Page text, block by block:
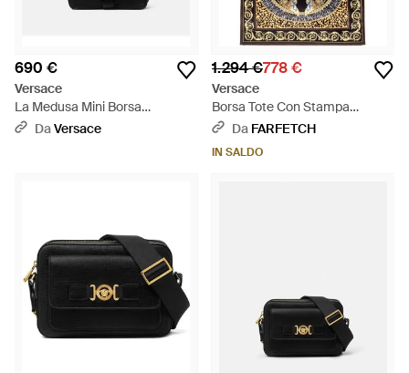
690 €
Versace
La Medusa Mini Borsa
Messenger - Nero
DaVersace
1.294 €778 €
Versace
Borsa Tote Con Stampa
Barocca - Nero
Da FARFETCH
IN SALDO